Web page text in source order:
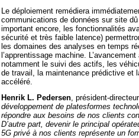
Le déploiement remédiera
communications de données sur site
important encore, les fonctionnalités
sécurité et très faible latence)
les domaines des analyses en temps
l’apprentissage machine.
notamment le suivi des actifs, les
de travail, la maintenance prédictive et
accéléré.
Henrik L. Pedersen, président-
développement de platesformes
répondre aux besoins de nos clients
D’autre part, devenir le principal
5G privé à nos clients représente un